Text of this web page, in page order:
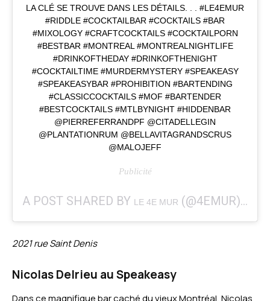
LA CLÉ SE TROUVE DANS LES DÉTAILS. . . #LE4EMUR
#RIDDLE #COCKTAILBAR #COCKTAILS #BAR
#MIXOLOGY #CRAFTCOCKTAILS #COCKTAILPORN
#BESTBAR #MONTREAL #MONTREALNIGHTLIFE
#DRINKOFTHEDAY #DRINKOFTHENIGHT
#COCKTAILTIME #MURDERMYSTERY #SPEAKEASY
#SPEAKEASYBAR #PROHIBITION #BARTENDING
#CLASSICCOCKTAILS #MOF #BARTENDER
#BESTCOCKTAILS #MTLBYNIGHT #HIDDENBAR
@PIERREFERRANDPF @CITADELLEGIN
@PLANTATIONRUM @BELLAVITAGRANDSCRUS
@MALOJEFF
A POST SHARED BY LE 4E MUR (@4EMUR) ON
2021 rue Saint Denis
Nicolas Delrieu au Speakeasy